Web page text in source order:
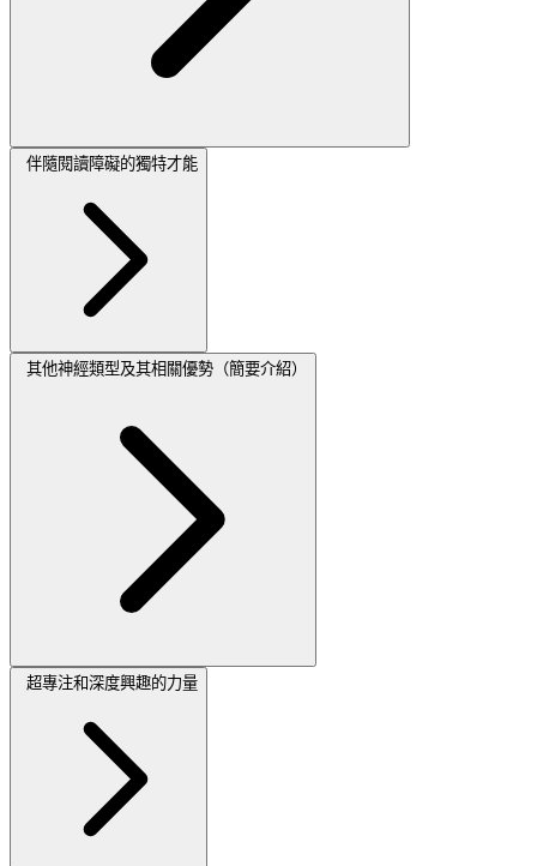
伴隨閱讀障礙的獨特才能
其他神經類型及其相關優勢（簡要介紹）
超專注和深度興趣的力量